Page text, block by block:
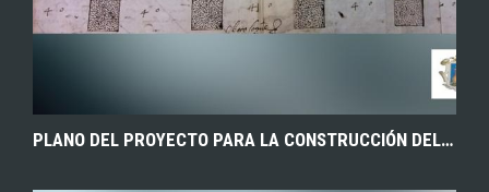
PLANO DEL PROYECTO PARA LA CONSTRUCCIÓN DEL ACUEDUCTO DE LOS ARCOS NUEVOS DE SIGÜENZA (GUADALAJARA), CUYA CONSTRUCCIÓN PERMITIÓ LA LLEGADA DEL AGUA A LAS FUENTES DE LA CIUDAD. 1627. ARCHIVO MUNICIPAL DE SIGÜENZA.